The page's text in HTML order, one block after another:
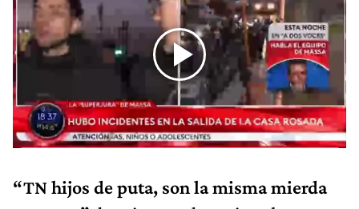
“TN hijos de puta, son la misma mierda